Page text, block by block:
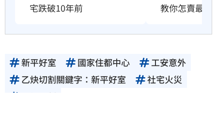
宅跌破10年前
教你怎賣最安
新平好室 國家住都中心
工安意外
乙炔切割關鍵字：新平好室
社宅火災
乙炔切割